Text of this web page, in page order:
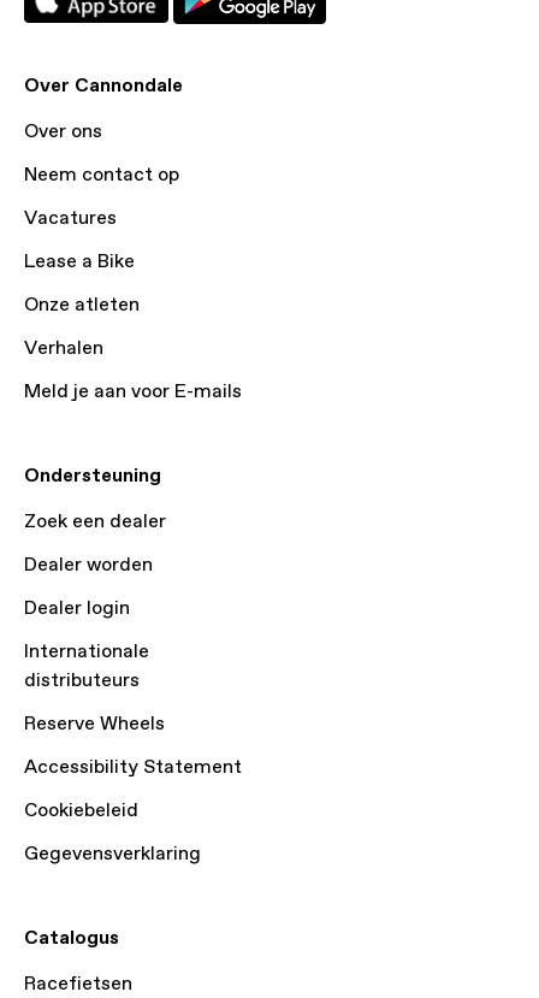
Over Cannondale
Over ons
Neem contact op
Vacatures
Lease a Bike
Onze atleten
Verhalen
Meld je aan voor E-mails
Ondersteuning
Zoek een dealer
Dealer worden
Dealer login
Internationale
distributeurs
Reserve Wheels
Accessibility Statement
Cookiebeleid
Gegevensverklaring
Catalogus
Racefietsen